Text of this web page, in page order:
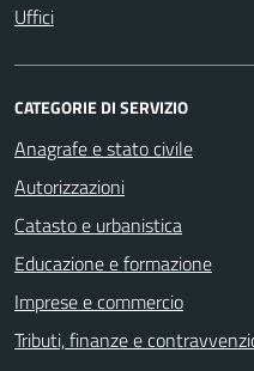
Uffici
CATEGORIE DI SERVIZIO
Anagrafe e stato civile
Autorizzazioni
Catasto e urbanistica
Educazione e formazione
Imprese e commercio
Tributi, finanze e